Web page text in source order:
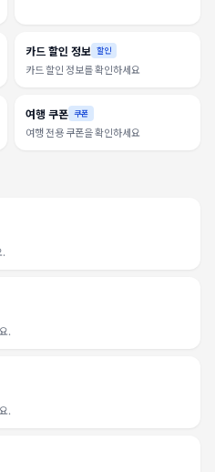
카드 할인 정보 할인
카드 할인 정보를 확인하세요
여행 쿠폰 쿠폰
여행 전용 쿠폰을 확인하세요
.
.
.